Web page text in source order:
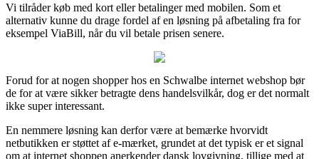
Vi tilråder køb med kort eller betalinger med mobilen. Som et
alternativ kunne du drage fordel af en løsning på afbetaling fra for
eksempel ViaBill, når du vil betale prisen senere.
Forud for at nogen shopper hos en Schwalbe internet webshop bør
de for at være sikker betragte dens handelsvilkår, dog er det normalt
ikke super interessant.
En nemmere løsning kan derfor være at bemærke hvorvidt
netbutikken er støttet af e-mærket, grundet at det typisk er et signal
om at internet shoppen anerkender dansk lovgivning, tillige med at